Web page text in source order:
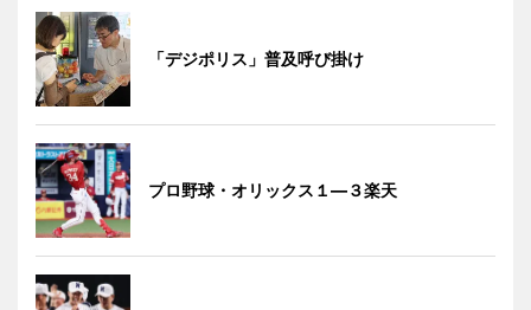
「デジポリス」普及呼び掛け
プロ野球・オリックス１―３楽天